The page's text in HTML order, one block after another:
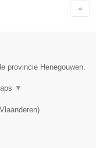
provincie Henegouwen.
▼
)